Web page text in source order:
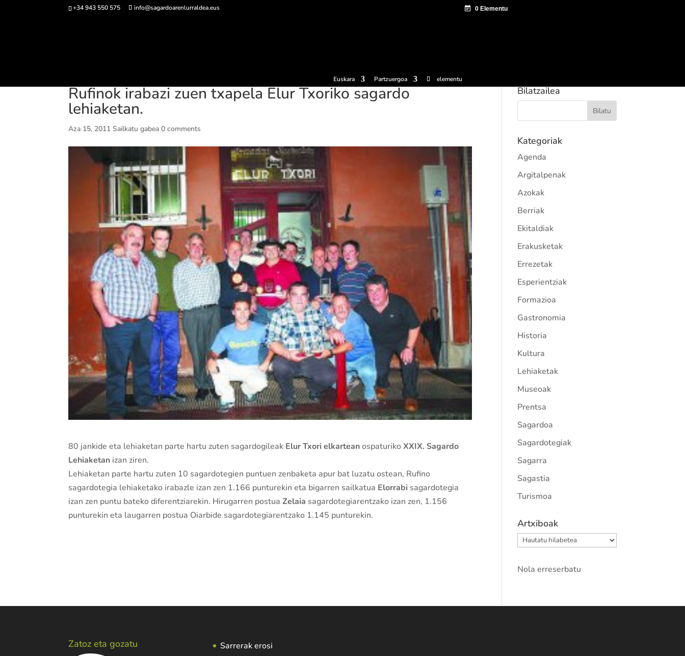
+34 943 550 575 info@sagardoarenlurraldea.eus
Euskara Partzuergoa elementu
Rufinok irabazi zuen txapela Elur Txoriko sagardo
lehiaketan.
Aza 15, 2011 Sailkatu gabea 0 comments
80 jankide eta lehiaketan parte hartu zuten sagardogileak Elur Txori elkarteanospaturikoXXIX. Sagardo
Lehiaketan izan ziren.
Lehiaketan parte hartu zuten 10 sagardotegien puntuen zenbaketa apur bat luzatu ostean, Rufino
sagardotegia lehiaketako irabazle izan zen 1.166 punturekin eta bigarren sailkatua Elorrabi sagardotegia
izan zen puntu bateko diferentziarekin. Hirugarren postuaZelaia sagardotegiarentzako izan zen, 1.156
punturekin eta laugarren postua Oiarbide sagardotegiarentzako 1.145 punturekin.
Bilatzailea
Kategoriak
Agenda
Argitalpenak
Azokak
Berriak
Ekitaldiak
Erakusketak
Errezetak
Esperientziak
Formazioa
Gastronomia
Historia
Kultura
Lehiaketak
Museoak
Prentsa
Sagardoa
Sagardotegiak
Sagarra
Sagastia
Turismoa
Artxiboak
Artxiboak
Nola erreserbatu
Zatoz eta gozatu
Sarrerak erosi